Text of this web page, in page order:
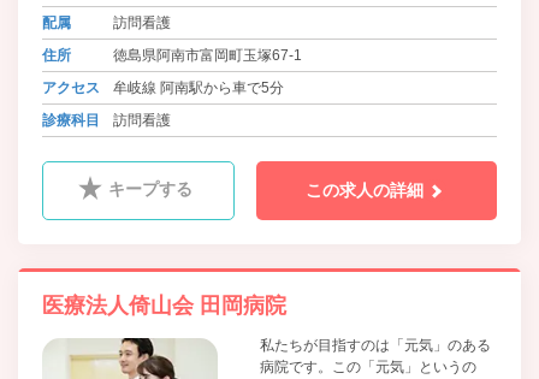
配属
訪問看護
住所
徳島県阿南市富岡町玉塚67-1
アクセス
牟岐線 阿南駅から車で5分
診療科目
訪問看護
キープする この求人の詳細
医療法人倚山会 田岡病院
私たちが目指すのは「元気」のある
病院です。この「元気」というの